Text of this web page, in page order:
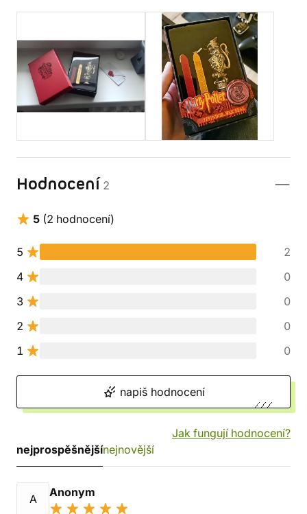
Hodnocení 2
5 (2 hodnocení)
5
2
4
0
3
0
2
0
1
0
napiš hodnocení
Jak fungují hodnocení?
nejprospěšnějšínejnovější
A Anonym